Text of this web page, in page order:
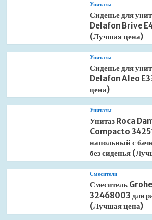
Унитазы
Сиденье для
Delafon Brive
(Лучшая цена)
Унитазы
Сиденье для
Delafon Aleo
цена)
Унитазы
Унитаз Roca
Compacto
напольный с
без сиденья
Смесители
Смеситель
32468003 для
(Лучшая цена)